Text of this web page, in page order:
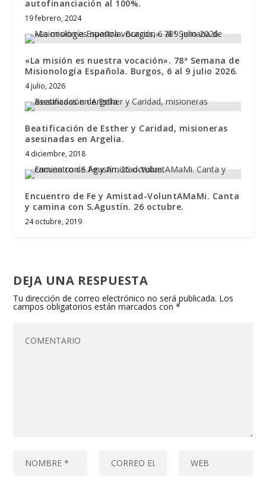
autofinanciación al 100%.
19 febrero, 2024
«La misión es nuestra vocación». 78ª Semana de
Misionología Española. Burgos, 6 al 9 julio 2026.
4 julio, 2026
Beatificación de Esther y Caridad, misioneras
asesinadas en Argelia.
4 diciembre, 2018
Encuentro de Fe y Amistad-VoluntAMaMi. Canta
y camina con S.Agustín. 26 octubre.
24 octubre, 2019
DEJA UNA RESPUESTA
Tu dirección de correo electrónico no será publicada. Los
campos obligatorios están marcados con*